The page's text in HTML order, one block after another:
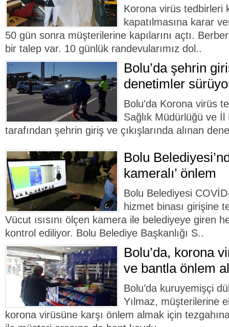
Korona virüs tedbirleri
kapatılmasına karar
50 gün sonra müşterilerine kapılarını açtı.
bir talep var. 10 günlük randevularımız dol..
Bolu’da şehrin
denetimler
Bolu'da Korona virüs
Sağlık Müdürlüğü ve
tarafından şehrin giriş ve çıkışlarında alınan
Bolu
kameralı’ önlem
Bolu Belediyesi
hizmet binası girişine
Vücut ısısını ölçen kamera ile belediyeye giren
kontrol ediliyor. Bolu Belediye Başkanlığı S..
Bolu’da, korona
ve bantla önlem
Bolu’da kuruyemişçi
Yılmaz, müşterilerine
korona virüsüne karşı önlem almak için